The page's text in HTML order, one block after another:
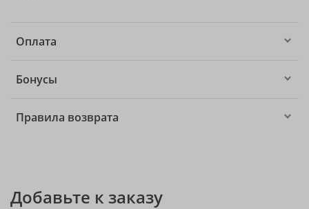
Оплата
Бонусы
Правила возврата
Добавьте к заказу